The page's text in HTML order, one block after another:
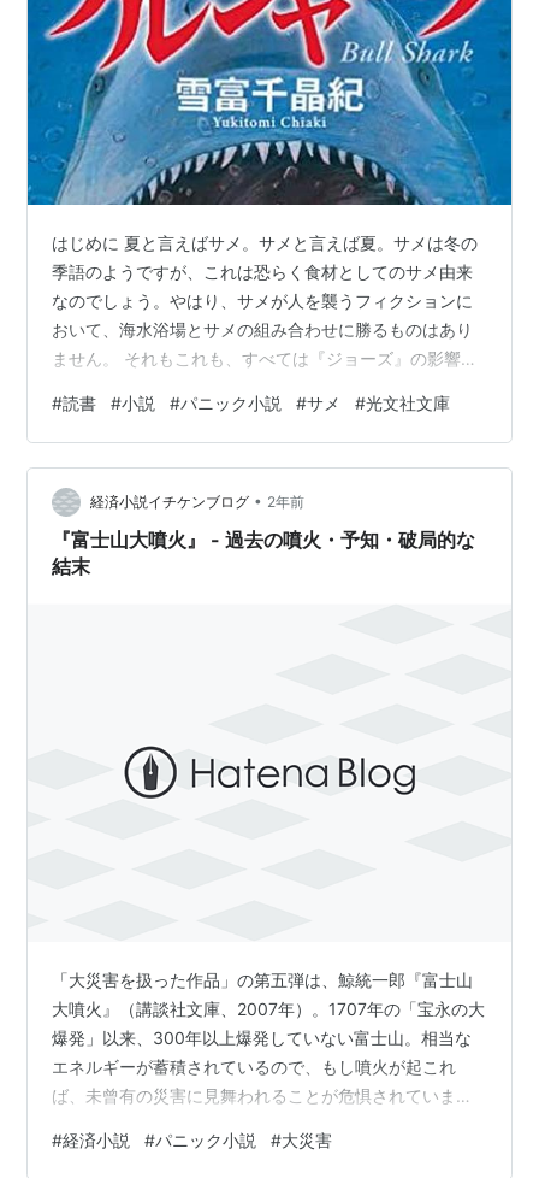
はじめに 夏と言えばサメ。サメと言えば夏。サメは冬の
季語のようですが、これは恐らく食材としてのサメ由来
なのでしょう。やはり、サメが人を襲うフィクションに
おいて、海水浴場とサメの組み合わせに勝るものはあり
ません。 それもこれも、すべては『ジョーズ』の影響ゆ
る行政の対立。サメの脅威。逃げ惑う人々。サメとの対
峙。 すべてのサメ映画は『ジョーズ』に通ず、と言える
ほど、この映画の影響は図り知れません。それは映画で
なくても同じこと。今回はそんな『ジョーズ』にインス
パイアされた小説、『ブルシャーク』の感想をもって、
サメ企画にしていきたいと思います。 bine…
#読書 #小説 #パニック小説 #サメ #光文社文庫
経済小説イチケンブログ • 2年前
『富士山大噴火』 - 過去の噴火・予知・破局的な
結末
「大災害を扱った作品」の第五弾は、鯨統一郎『富士山
大噴火』（講談社文庫、2007年）。1707年の「宝永の大
爆発」以来、300年以上爆発していない富士山。相当な
エネルギーが蓄積されているので、もし噴火が起これ
ば、未曾有の災害に見舞われることが危惧されていま
始まり、やがて大爆発が起こり、悲惨な結末に至るまで
#経済小説 #パニック小説 #大災害